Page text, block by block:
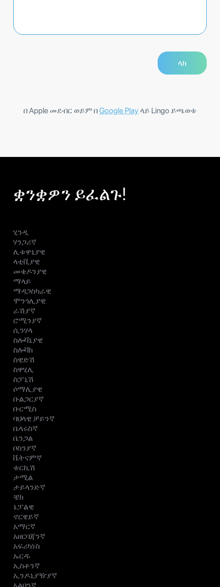
በ Apple መደብር ወይም በGoogle Play ላይ Lingo ይጫወቱ
ቋንቋዎን ይፈልጉ!
ሂንዲ
ሃንጋሪኛ
ሊቱዋኒያዊ
ላቲቪያዊ
መቄዶንያዊ
ማላይ
ማዳጋስካራዊ
ሞንጎሊያዊ
ራሽያኛ
ሮሚንያኛ
ሲንሃላ
ስሎቫኒያዊ
ስሎቫክ
ስዊድሽ
ስዋሂሊ
ስፓኒሽ
ሶማሊያዊ
ቡልጋርያኛ
ቡርሚስ
ባህላዊ ቻይንኛ
ቤላሩስኛ
ቤንጋል
ቦስንያኛ
ቬትናምኛ
ቱርኪሽ
ታሚል
ታይላንድኛ
ቼክ
ኔፓልዊ
ኖርዌይኛ
አማርኛ
አዘርባጃንኛ
አፍሪካነስ
ኡርዱ
ኢስቶንኛ
ኢንዶኒያዥያኛ